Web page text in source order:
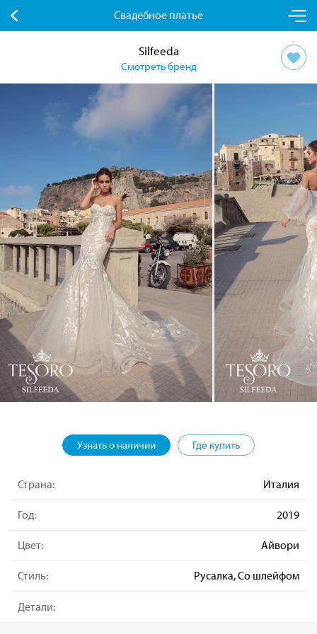
Свадебное платье
Silfeeda
Смотреть бренд
Узнать о наличии Где купить
Страна: Италия
Год: 2019
Цвет: Айвори
Стиль: Русалка, Со шлейфом
Детали: